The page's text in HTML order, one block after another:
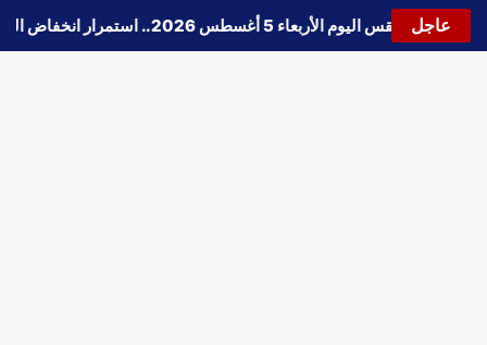
عاجل
🔵حالة الطقس اليوم الأربعاء 5 أغسطس 2026.. استمرار انخفاض الحرارة وتحذيرات من الشبورة واضطراب الملاحة